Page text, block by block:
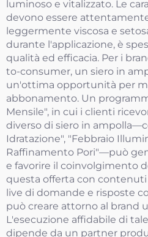
luminoso e vitalizzato. Le
devono essere
leggermente viscosa e
durante l'applicazione, è
qualità ed efficacia. Per i
to-consumer, un siero in
un'ottima opportunità per
abbonamento. Un
Mensile", in cui i clienti
diverso di siero in
Idratazione", "Febbraio
Raffinamento Pori"—può
e favorire il coinvolgimento
questa offerta con
live di domande e risposte
può creare attorno al brand
L'esecuzione affidabile di
dipende da un partner